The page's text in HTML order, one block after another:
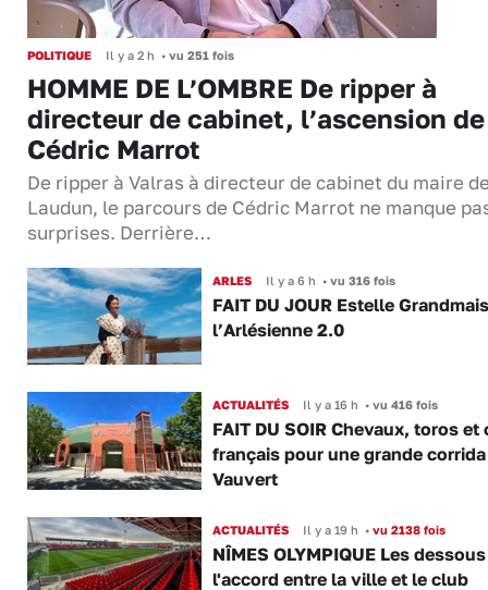
POLITIQUE Il y a 2 h • vu 251 fois
HOMME DE L’OMBRE De ripper à
directeur de cabinet, l’ascension de
Cédric Marrot
De ripper à Valras à directeur de cabinet du maire
Laudun, le parcours de Cédric Marrot ne manque
surprises. Derrière…
ARLES Il y a 6 h •vu 316 fois
FAIT DU JOUR Estelle
l’Arlésienne 2.0
ACTUALITÉS Il y a 16 h •vu 416 fois
FAIT DU SOIR Chevaux, toros et
français pour une grande corrida
Vauvert
ACTUALITÉS Il y a 19 h •vu 2138 fois
NÎMES OLYMPIQUE Les
l'accord entre la ville et le club